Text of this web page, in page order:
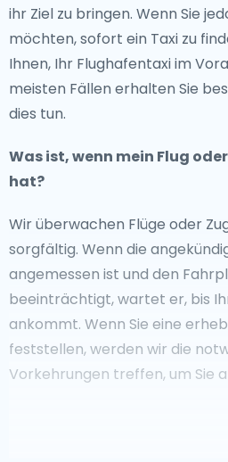
ihr Ziel zu bringen. Wenn Sie
möchten, sofort ein Taxi zu
Ihnen, Ihr Flughafentaxi im
meisten Fällen erhalten Sie
dies tun.
Was ist, wenn mein Flug
hat?
Wir überwachen Flüge oder
sorgfältig. Wenn die
angemessen ist und den
beeinträchtigt, wartet er, bis
ankommt. Wenn Sie eine
feststellen, werden wir die
Vorkehrungen treffen, um Sie